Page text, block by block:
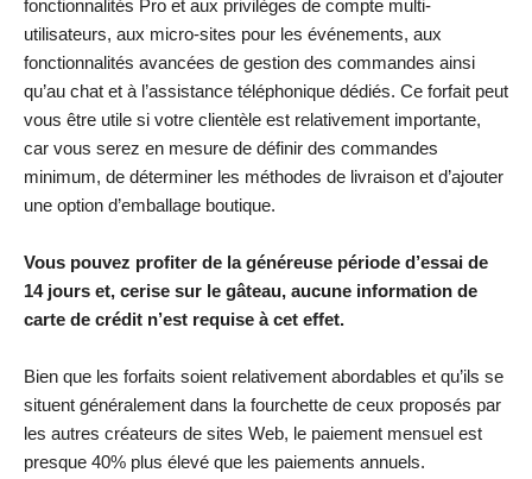
fonctionnalités Pro et aux privilèges de compte multi-
utilisateurs, aux micro-sites pour les événements, aux
fonctionnalités avancées de gestion des commandes ainsi
qu’au chat et à l’assistance téléphonique dédiés. Ce forfait peut
vous être utile si votre clientèle est relativement importante,
car vous serez en mesure de définir des commandes
minimum, de déterminer les méthodes de livraison et d’ajouter
une option d’emballage boutique.
Vous pouvez profiter de la généreuse période d’essai de
14 jours et, cerise sur le gâteau, aucune information de
carte de crédit n’est requise à cet effet.
Bien que les forfaits soient relativement abordables et qu’ils se
situent généralement dans la fourchette de ceux proposés par
les autres créateurs de sites Web, le paiement mensuel est
presque 40% plus élevé que les paiements annuels.